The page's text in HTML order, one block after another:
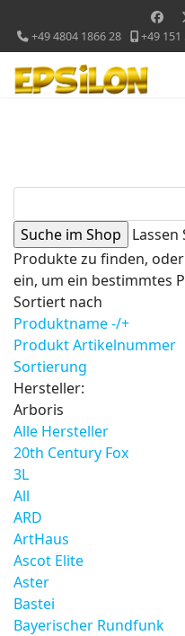
+49 4804 1866 28 +49 151
Lassen
Produkte zu finden,
ein, um ein bestimmtes
Sortiert nach
Produktname -/+
Produkt Artikelnummer
Sortierung
Hersteller:
Arboris
Alle Hersteller
20th Century Fox
3L
All
ARD
ArtHaus
Ascot Elite
Aster
Bastei
Bayerischer Rundfunk